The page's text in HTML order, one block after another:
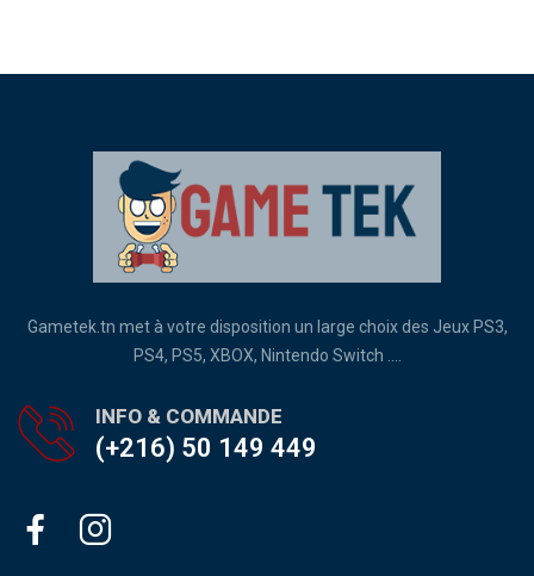
Gametek.tn met à votre disposition un large choix des Jeux PS3,
PS4, PS5, XBOX, Nintendo Switch ....
INFO & COMMANDE
(+216) 50 149 449